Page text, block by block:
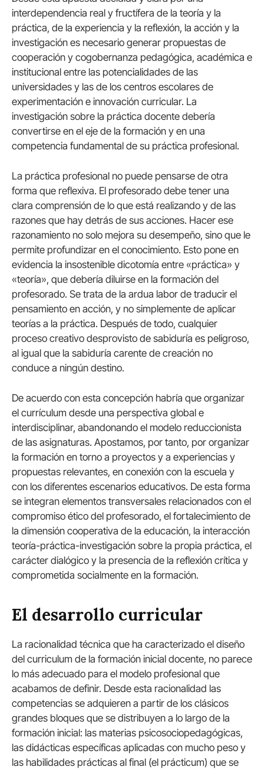
interdependencia real y fructífera de la teoría y la
práctica, de la experiencia y la reflexión, la acción y la
investigación es necesario generar propuestas de
cooperación y cogobernanza pedagógica, académica e
institucional entre las potencialidades de las
universidades y las de los centros escolares de
experimentación e innovación curricular. La
investigación sobre la práctica docente debería
convertirse en el eje de la formación y en una
competencia fundamental de su práctica profesional.
La práctica profesional no puede pensarse de otra
forma que reflexiva. El profesorado debe tener una
clara comprensión de lo que está realizando y de las
razones que hay detrás de sus acciones. Hacer ese
razonamiento no solo mejora su desempeño, sino que le
permite profundizar en el conocimiento. Esto pone en
evidencia la insostenible dicotomía entre «práctica» y
«teoría», que debería diluirse en la formación del
profesorado. Se trata de la ardua labor de traducir el
pensamiento en acción, y no simplemente de aplicar
teorías a la práctica. Después de todo, cualquier
proceso creativo desprovisto de sabiduría es peligroso,
al igual que la sabiduría carente de creación no
conduce a ningún destino.
De acuerdo con esta concepción habría que organizar
el currículum desde una perspectiva global e
interdisciplinar, abandonando el modelo reduccionista
de las asignaturas. Apostamos, por tanto, por organizar
la formación en torno a proyectos y a experiencias y
propuestas relevantes, en conexión con la escuela y
con los diferentes escenarios educativos. De esta forma
se integran elementos transversales relacionados con el
compromiso ético del profesorado, el fortalecimiento de
la dimensión cooperativa de la educación, la interacción
teoría-práctica-investigación sobre la propia práctica, el
carácter dialógico y la presencia de la reflexión crítica y
comprometida socialmente en la formación.
El desarrollo curricular
La racionalidad técnica que ha caracterizado el diseño
del curriculum de la formación inicial docente, no parece
lo más adecuado para el modelo profesional que
acabamos de definir. Desde esta racionalidad las
competencias se adquieren a partir de los clásicos
grandes bloques que se distribuyen a lo largo de la
formación inicial: las materias psicosociopedagógicas,
las didácticas específicas aplicadas con mucho peso y
las habilidades prácticas al final (el prácticum) que se